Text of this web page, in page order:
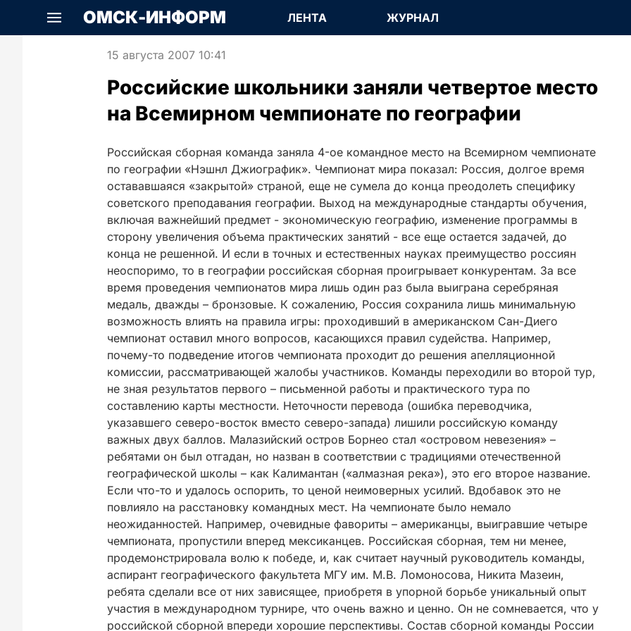
ОМСК-ИНФОРМ ЛЕНТА ЖУРНАЛ
15 августа 2007 10:41
Российские школьники заняли четвертое место
на Всемирном чемпионате по географии
Российская сборная команда заняла 4-ое командное место на Всемирном чемпионате
по географии «Нэшнл Джиографик». Чемпионат мира показал: Россия, долгое время
остававшаяся «закрытой» страной, еще не сумела до конца преодолеть специфику
советского преподавания географии. Выход на международные стандарты обучения,
включая важнейший предмет - экономическую географию, изменение программы в
сторону увеличения объема практических занятий - все еще остается задачей, до
конца не решенной. И если в точных и естественных науках преимущество россиян
неоспоримо, то в географии российская сборная проигрывает конкурентам. За все
время проведения чемпионатов мира лишь один раз была выиграна серебряная
медаль, дважды – бронзовые. К сожалению, Россия сохранила лишь минимальную
возможность влиять на правила игры: проходивший в американском Сан-Диего
чемпионат оставил много вопросов, касающихся правил судейства. Например,
почему-то подведение итогов чемпионата проходит до решения апелляционной
комиссии, рассматривающей жалобы участников. Команды переходили во второй тур,
не зная результатов первого – письменной работы и практического тура по
составлению карты местности. Неточности перевода (ошибка переводчика,
указавшего северо-восток вместо северо-запада) лишили российскую команду
важных двух баллов. Малазийский остров Борнео стал «островом невезения» –
ребятами он был отгадан, но назван в соответствии с традициями отечественной
географической школы – как Калимантан («алмазная река»), это его второе название.
Если что-то и удалось оспорить, то ценой неимоверных усилий. Вдобавок это не
повлияло на расстановку командных мест. На чемпионате было немало
неожиданностей. Например, очевидные фавориты – американцы, выигравшие четыре
чемпионата, пропустили вперед мексиканцев. Российская сборная, тем ни менее,
продемонстрировала волю к победе, и, как считает научный руководитель команды,
аспирант географического факультета МГУ им. М.В. Ломоносова, Никита Мазеин,
ребята сделали все от них зависящее, приобретя в упорной борьбе уникальный опыт
участия в международном турнире, что очень важно и ценно. Он не сомневается, что у
российской сборной впереди хорошие перспективы. Состав сборной команды России